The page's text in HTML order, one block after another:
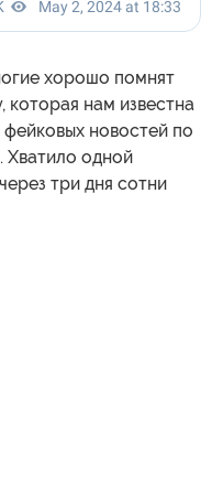
хорошо помнят
нам известна
новостей по
Хватило одной
три дня сотни